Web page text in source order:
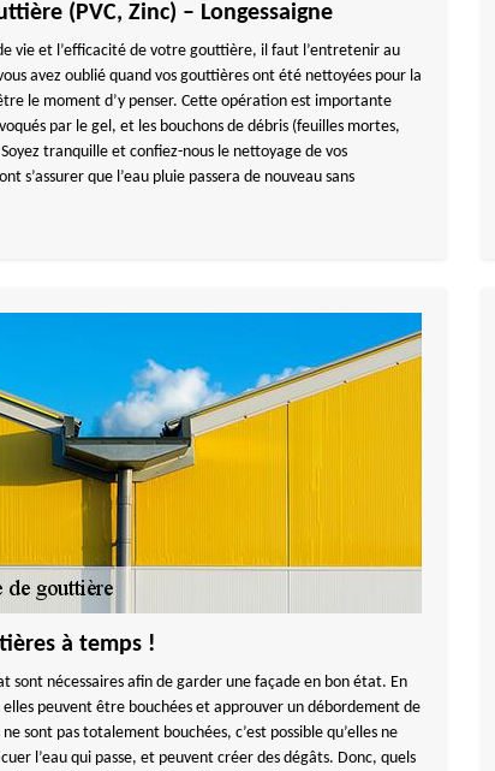
(PVC, Zinc) – Longessaigne
vie et l’efficacité de votre gouttière, il faut l’entretenir au
avez oublié quand vos gouttières ont été nettoyées pour la
le moment d’y penser. Cette opération est importante
par le gel, et les bouchons de débris (feuilles mortes,
tranquille et confiez-nous le nettoyage de vos
s’assurer que l’eau pluie passera de nouveau sans
à temps !
sont nécessaires afin de garder une façade en bon état. En
peuvent être bouchées et approuver un débordement de
sont pas totalement bouchées, c’est possible qu’elles ne
l’eau qui passe, et peuvent créer des dégâts. Donc, quels